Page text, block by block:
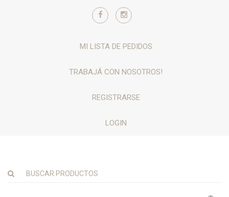
MI LISTA DE PEDIDOS
TRABAJÁ CON NOSOTROS!
REGISTRARSE
LOGIN